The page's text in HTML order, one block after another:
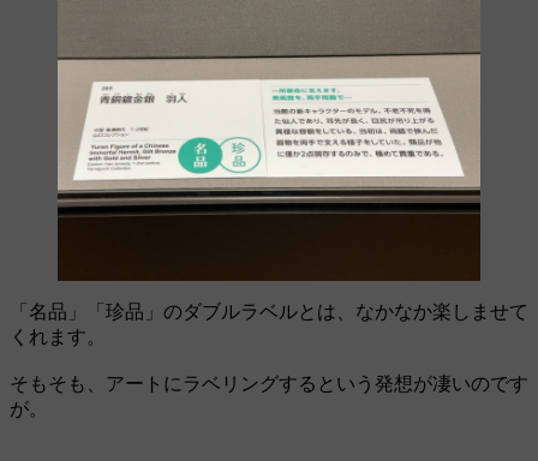
「名品」「珍品」のダブルラベルとは、なかなか楽しませて
くれます。
そもそも、アートにラベリングするという発想が凄いのです
が。